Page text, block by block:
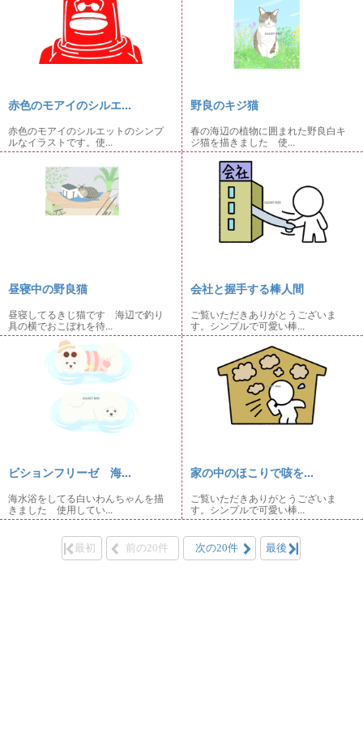
赤色のモアイのシルエ...
赤色のモアイのシルエットのシンプ
ルなイラストです。使...
野良のキジ猫
春の海辺の植物に囲まれた野良白キ
ジ猫を描きました 使...
昼寝中の野良猫
昼寝してるきじ猫です 海辺で釣り
具の横でおこぼれを待...
会社と握手する棒人間
ご覧いただきありがとうございま
す。シンプルで可愛い棒...
ビションフリーゼ 海...
海水浴をしてる白いわんちゃんを描
きました 使用してい...
家の中のほこりで咳を...
ご覧いただきありがとうございま
す。シンプルで可愛い棒...
最初 前の20件 次の20件 最後